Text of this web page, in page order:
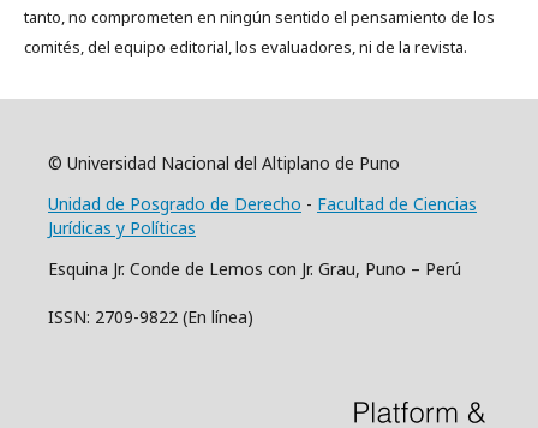
tanto, no comprometen en ningún sentido el pensamiento de los
comités, del equipo editorial, los evaluadores, ni de la revista.
© Universidad Nacional del Altiplano de Puno
Unidad de Posgrado de Derecho - Facultad de Ciencias
Jurídicas y Políticas
Esquina Jr. Conde de Lemos con Jr. Grau, Puno – Perú
ISSN: 2709-9822 (En línea)